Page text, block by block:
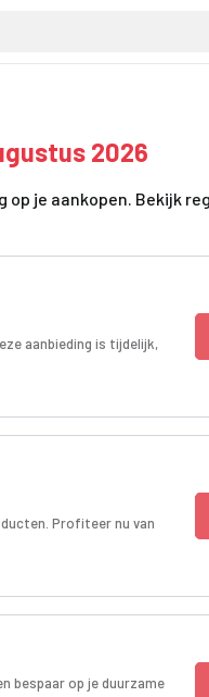
2026
je aankopen. Bekijk
aanbieding is tijdelijk,
Profiteer nu van
bespaar op je duurzame